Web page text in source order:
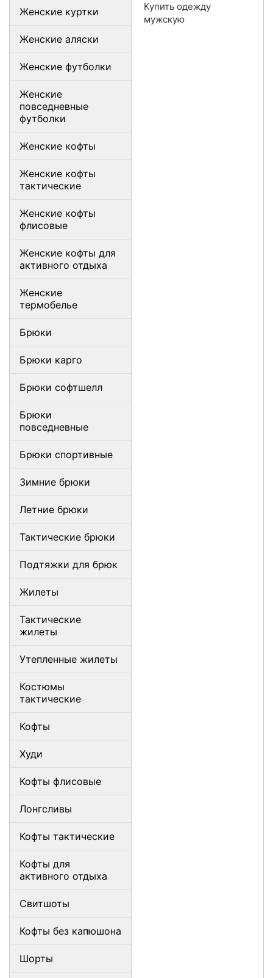
Женские куртки
Женские аляски
Женские футболки
Женские
повседневные
футболки
Женские кофты
Женские кофты
тактические
Женские кофты
флисовые
Женские кофты для
активного отдыха
Женские
термобелье
Брюки
Брюки карго
Брюки софтшелл
Брюки
повседневные
Брюки спортивные
Зимние брюки
Летние брюки
Тактические брюки
Подтяжки для брюк
Жилеты
Тактические
жилеты
Утепленные жилеты
Костюмы
тактические
Кофты
Худи
Кофты флисовые
Лонгсливы
Кофты тактические
Кофты для
активного отдыха
Свитшоты
Кофты без капюшона
Шорты
Купить одежду
мужскую